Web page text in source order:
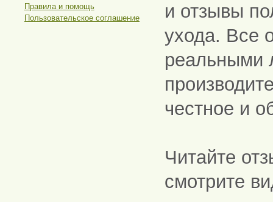
Правила и помощь
Пользовательское соглашение
и отзывы
ухода. Все
реальными
честное и
Читайте
смотрите